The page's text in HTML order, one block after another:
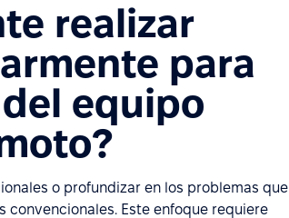
realizar
para
equipo
o profundizar en los problemas que
Este enfoque requiere